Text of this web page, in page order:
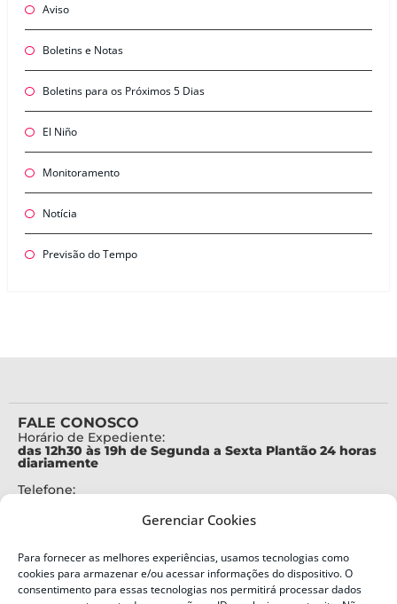
Gerenciar Cookies
Para fornecer as melhores experiências, usamos tecnologias como
cookies para armazenar e/ou acessar informações do dispositivo. O
consentimento para essas tecnologias nos permitirá processar dados
Aviso
Boletins e Notas
Boletins para os Próximos 5 Dias
El Niño
Monitoramento
Notícia
Previsão do Tempo
FALE CONOSCO
Horário de Expediente:
das 12h30 às 19h de Segunda a Sexta Plantão 24 horas
diariamente
Telefone:
Alertas Defesa Civil:
SMS 40199